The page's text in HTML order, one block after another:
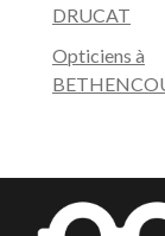
DRUCAT
Opticiens à